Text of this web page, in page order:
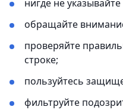
нигде не
обращайте
проверяйте
строке;
пользуйтесь
фильтруйте